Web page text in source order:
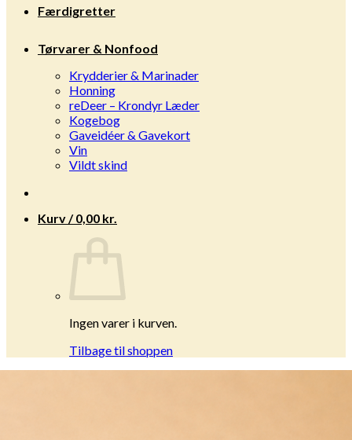
Færdigretter
Tørvarer & Nonfood
Krydderier & Marinader
Honning
reDeer – Krondyr Læder
Kogebog
Gaveidéer & Gavekort
Vin
Vildt skind
Kurv /0,00 kr.
Ingen varer i kurven.
Tilbage til shoppen